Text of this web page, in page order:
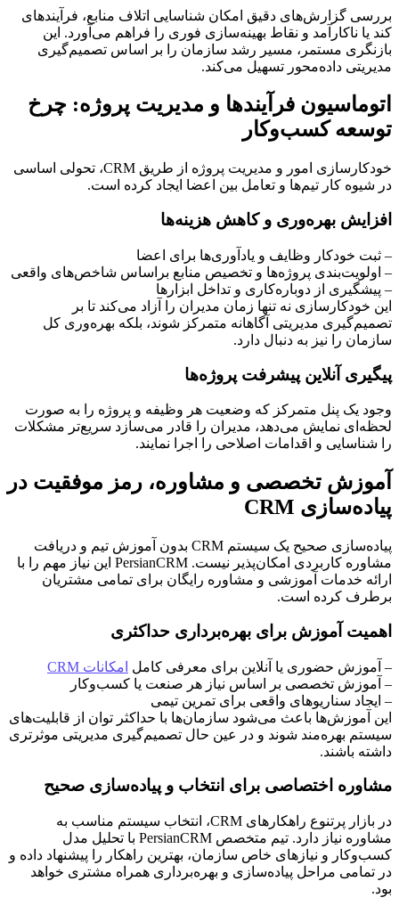
بررسی گزارش‌های دقیق امکان شناسایی اتلاف منابع، فرآیندهای
کند یا ناکارآمد و نقاط بهینه‌سازی فوری را فراهم می‌آورد. این
بازنگری مستمر، مسیر رشد سازمان را بر اساس تصمیم‌گیری
مدیریتی داده‌محور تسهیل می‌کند.
اتوماسیون فرآیندها و مدیریت پروژه: چرخ
توسعه کسب‌وکار
خودکارسازی امور و مدیریت پروژه از طریق CRM، تحولی اساسی
در شیوه کار تیم‌ها و تعامل بین اعضا ایجاد کرده است.
افزایش بهره‌وری و کاهش هزینه‌ها
– ثبت خودکار وظایف و یادآوری‌ها برای اعضا
– اولویت‌بندی پروژه‌ها و تخصیص منابع براساس شاخص‌های واقعی
– پیشگیری از دوباره‌کاری و تداخل ابزارها
این خودکارسازی نه تنها زمان مدیران را آزاد می‌کند تا بر
تصمیم‌گیری مدیریتی آگاهانه متمرکز شوند، بلکه بهره‌وری کل
سازمان را نیز به دنبال دارد.
پیگیری آنلاین پیشرفت پروژه‌ها
وجود یک پنل متمرکز که وضعیت هر وظیفه و پروژه را به صورت
لحظه‌ای نمایش می‌دهد، مدیران را قادر می‌سازد سریع‌تر مشکلات
را شناسایی و اقدامات اصلاحی را اجرا نمایند.
آموزش تخصصی و مشاوره، رمز موفقیت در
پیاده‌سازی CRM
پیاده‌سازی صحیح یک سیستم CRM بدون آموزش تیم و دریافت
مشاوره کاربردی امکان‌پذیر نیست. PersianCRM این نیاز مهم را با
ارائه خدمات آموزشی و مشاوره رایگان برای تمامی مشتریان
برطرف کرده است.
اهمیت آموزش برای بهره‌برداری حداکثری
– آموزش حضوری یا آنلاین برای معرفی کامل امکانات CRM
– آموزش تخصصی بر اساس نیاز هر صنعت یا کسب‌وکار
– ایجاد سناریوهای واقعی برای تمرین تیمی
این آموزش‌ها باعث می‌شود سازمان‌ها با حداکثر توان از قابلیت‌های
سیستم بهره‌مند شوند و در عین حال تصمیم‌گیری مدیریتی موثرتری
داشته باشند.
مشاوره اختصاصی برای انتخاب و پیاده‌سازی صحیح
در بازار پرتنوع راهکارهای CRM، انتخاب سیستم مناسب به
مشاوره نیاز دارد. تیم متخصص PersianCRM با تحلیل مدل
کسب‌وکار و نیازهای خاص سازمان، بهترین راهکار را پیشنهاد داده و
در تمامی مراحل پیاده‌سازی و بهره‌برداری همراه مشتری خواهد
بود.